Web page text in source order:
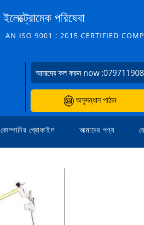
ইলেক্ট্রোমেক পরিষেবা
AN ISO 9001 : 2015 CERTIFIED
আমাদের কল করুন now :
অনুসন্ধান পাঠান
কোম্পানির প্রোফাইল আমাদের পণ্য